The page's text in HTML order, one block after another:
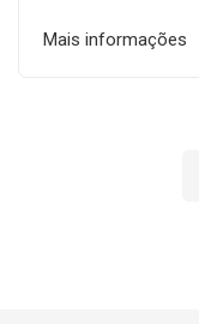
Mais informações